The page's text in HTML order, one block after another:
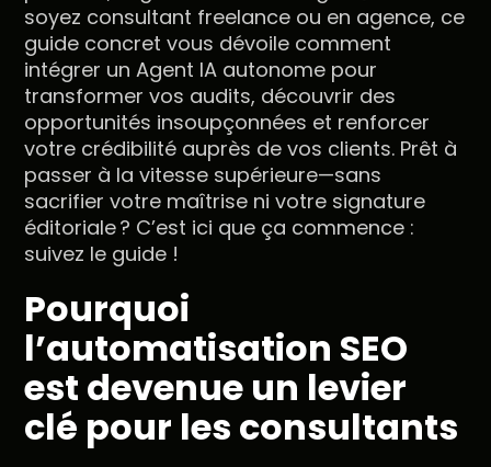
soyez consultant freelance ou en agence, ce
guide concret vous dévoile comment
intégrer un Agent IA autonome pour
transformer vos audits, découvrir des
opportunités insoupçonnées et renforcer
votre crédibilité auprès de vos clients. Prêt à
passer à la vitesse supérieure—sans
sacrifier votre maîtrise ni votre signature
éditoriale ? C’est ici que ça commence :
suivez le guide !
Pourquoi
l’automatisation SEO
est devenue un levier
clé pour les consultants